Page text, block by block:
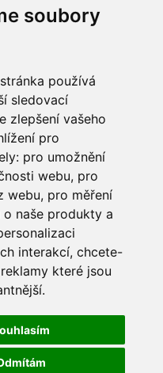
soubory
používá
sledovací
zlepšení vašeho
pro
pro umožnění
webu, pro
webu, pro měření
o naše produkty a
interakcí, chcete-
které jsou
.
Boleslav